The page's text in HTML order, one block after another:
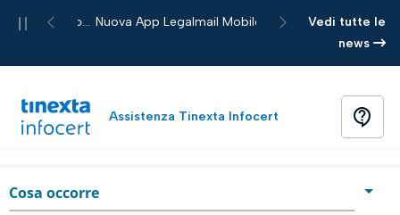
Pause Nuova App Legalmail Mobile
Previous Next
Vedi tutte le
news
Assistenza Tinexta Infocert contact_support
Cosa occorre